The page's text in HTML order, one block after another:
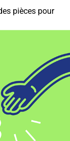
pièces pour